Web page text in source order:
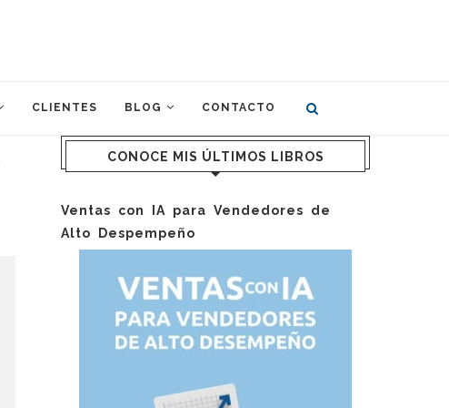
CLIENTES BLOG CONTACTO
CONOCE MIS ÚLTIMOS LIBROS
Ventas con IA para Vendedores de
Alto Despempeño